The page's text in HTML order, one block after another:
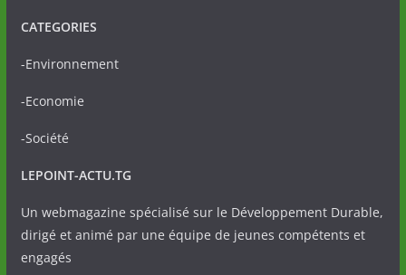
CATEGORIES
-Environnement
-Economie
-Société
LEPOINT-ACTU.TG
Un webmagazine spécialisé sur le Développement Durable,
dirigé et animé par une équipe de jeunes compétents et
engagés